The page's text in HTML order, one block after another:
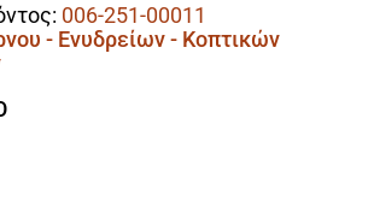
006-251-00011
- Ενυδρείων - Κοπτικών